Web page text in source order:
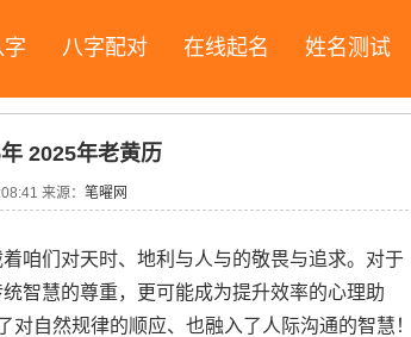
字 八字配对 在线起名 姓名测试
2025年老黄历
来源： 笔曜网
咱们对天时、地利与人与的敬畏与追求。对于
智慧的尊重，更可能成为提升效率的心理助
自然规律的顺应、也融入了人际沟通的智慧！